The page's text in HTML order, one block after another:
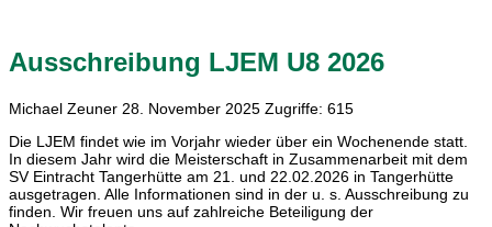
Ausschreibung LJEM U8 2026
Michael Zeuner 28. November 2025 Zugriffe: 615
Die LJEM findet wie im Vorjahr wieder über ein Wochenende statt.
In diesem Jahr wird die Meisterschaft in Zusammenarbeit mit dem
SV Eintracht Tangerhütte am 21. und 22.02.2026 in Tangerhütte
ausgetragen. Alle Informationen sind in der u. s. Ausschreibung zu
finden. Wir freuen uns auf zahlreiche Beteiligung der